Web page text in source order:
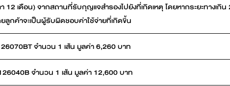
12 เดือน) จากสถานที่รับกุญแจสำรองไปยังที่เกิดเหตุ โดยหากระยะทางเกิ
ยลูกค้าจะเป็นผู้รับผิดชอบค่าใช้จ่ายที่เกิดขึ้น
จำนวน 1 เส้น มูลค่า 6,260 บาท
จำนวน 1 เส้น มูลค่า 12,600 บาท